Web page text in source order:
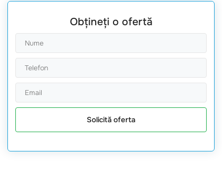
Obțineți o ofertă
Solicită oferta